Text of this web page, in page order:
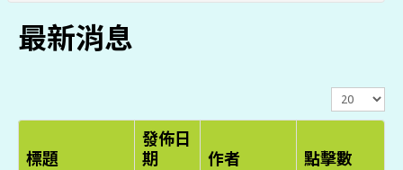
最新消息
顯
示
數
標題
發佈日
期
作者
點擊數